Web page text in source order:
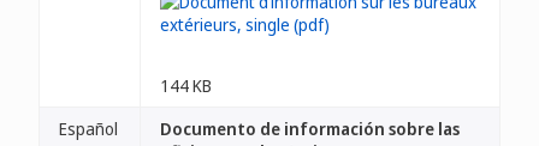
144 KB
Español
Documento de información sobre las